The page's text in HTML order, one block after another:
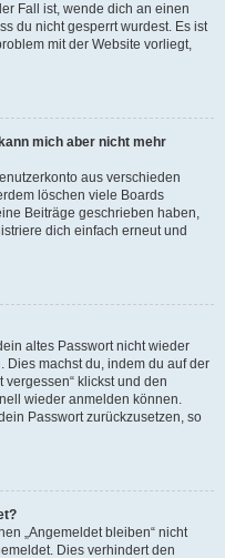
Fall ist, wende dich an einen
du nicht gesperrt wurdest. Es ist
mit der Website vorliegt,
mich aber nicht mehr
aus verschieden
löschen viele Boards
Beiträge geschrieben haben,
dich einfach erneut und
altes Passwort nicht wieder
Dies machst du, indem du auf der
klickst und den
wieder anmelden können.
Passwort zurückzusetzen, so
„Angemeldet bleiben“ nicht
Dies verhindert den